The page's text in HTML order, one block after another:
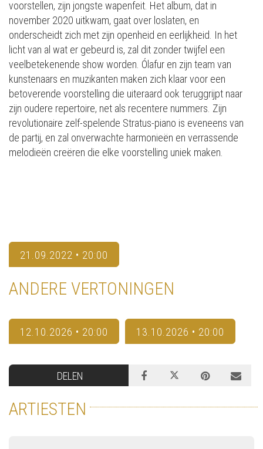
voorstellen, zijn jongste wapenfeit. Het album, dat in
november 2020 uitkwam, gaat over loslaten, en
onderscheidt zich met zijn openheid en eerlijkheid. In het
licht van al wat er gebeurd is, zal dit zonder twijfel een
veelbetekenende show worden. Ólafur en zijn team van
kunstenaars en muzikanten maken zich klaar voor een
betoverende voorstelling die uiteraard ook teruggrijpt naar
zijn oudere repertoire, net als recentere nummers. Zijn
revolutionaire zelf-spelende Stratus-piano is eveneens van
de partij, en zal onverwachte harmonieën en verrassende
melodieën creëren die elke voorstelling uniek maken.
21.09.2022 • 20:00
ANDERE VERTONINGEN
12.10.2026 • 20:00 13.10.2026 • 20:00
DELEN
ARTIESTEN